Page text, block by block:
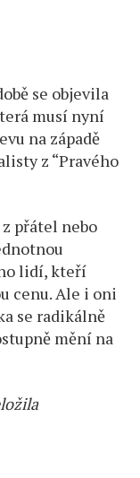
se objevila
musí nyní
na západě
z “Pravého
přátel nebo
lidí, kteří
cenu. Ale i oni
se radikálně
mění na